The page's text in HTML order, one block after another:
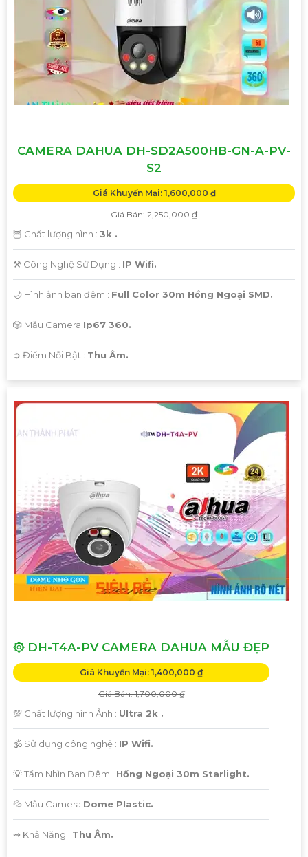
Camera Zoom 25X được thiết kế nhỏ gọn, dễ lắp đặt và ứng
dụng linh hoạt trong nhiều môi trường khác nhau, từ trong
nhà đến ngoài trời.
Với Camera Zoom 25X, bạn hoàn toàn yên tâm về việc
quan sát và giám sát từ xa mọi lúc, mọi nơi mà không gặp
bất kỳ khó khăn nào.
CAMERA DAHUA DH-SD2A500HB-GN-A-PV-
S2
Giá Khuyến Mại: 1,600,000 ₫
Giá Bán: 2,250,000 ₫
🦉 Chất lượng hình : 3k .
⚒ Công Nghệ Sử Dụng : IP Wifi.
🌙 Hình ảnh ban đêm : Full Color 30m Hồng Ngoại SMD.
🎲 Mẫu Camera Ip67 360.
️➲ Điểm Nỗi Bật : Thu Âm.
۞ DH-T4A-PV CAMERA DAHUA MẪU ĐẸP
Giá Khuyến Mại: 1,400,000 ₫
Giá Bán: 1,700,000 ₫
💯 Chất lượng hình Ảnh : Ultra 2k .
🕉️ Sử dụng công nghệ : IP Wifi.
💡 Tầm Nhìn Ban Đêm : Hồng Ngoại 30m Starlight.
💦 Mẫu Camera Dome Plastic.
️⇝ Khả Năng : Thu Âm.